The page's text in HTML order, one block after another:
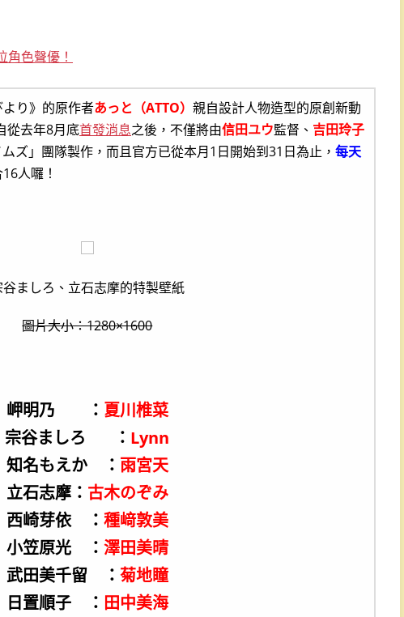
色聲優！
り》的原作者あっと（ATTO） 親自設計人物造型的原創新動
從去年8月底首發消息之後，不僅將由信田ユウ監督、 吉田玲子
ズ」團隊製作，而且官方已從本月1日開始到31日為止， 每天
人囉！
谷ましろ、立石志摩的特製壁紙
圖片大小：1280×1600
岬明乃 ： 夏川椎菜
宗谷ましろ ： Lynn
知名もえか ： 雨宮天
立石志摩： 古木のぞみ
西崎芽依 ： 種﨑敦美
小笠原光 ： 澤田美晴
武田美千留 ： 菊地瞳
日置順子 ： 田中美海